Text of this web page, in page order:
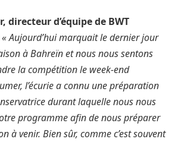
directeur d’équipe de BWT
« Aujourd’hui marquait le dernier jour
à Bahreïn et nous nous sentons
la compétition le week-end
l’écurie a connu une préparation
durant laquelle nous nous
programme afin de nous préparer
à venir. Bien sûr, comme c’est souvent